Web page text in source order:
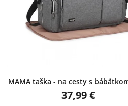
MAMA taška - na cesty s
37,99 €